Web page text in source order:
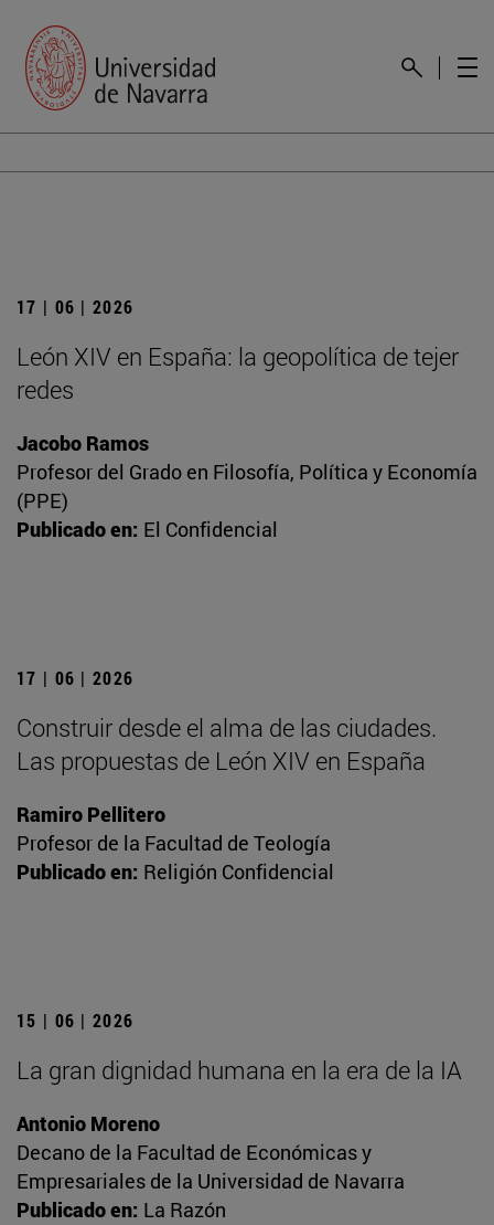
17 | 06 | 2026
León XIV en España: la geopolítica de tejer
redes
Jacobo Ramos
Profesor del Grado en Filosofía, Política y Economía
(PPE)
Publicado en: El Confidencial
17 | 06 | 2026
Construir desde el alma de las ciudades.
Las propuestas de León XIV en España
Ramiro Pellitero
Profesor de la Facultad de Teología
Publicado en: Religión Confidencial
15 | 06 | 2026
La gran dignidad humana en la era de la IA
Antonio Moreno
Decano de la Facultad de Económicas y
Empresariales de la Universidad de Navarra
Publicado en: La Razón